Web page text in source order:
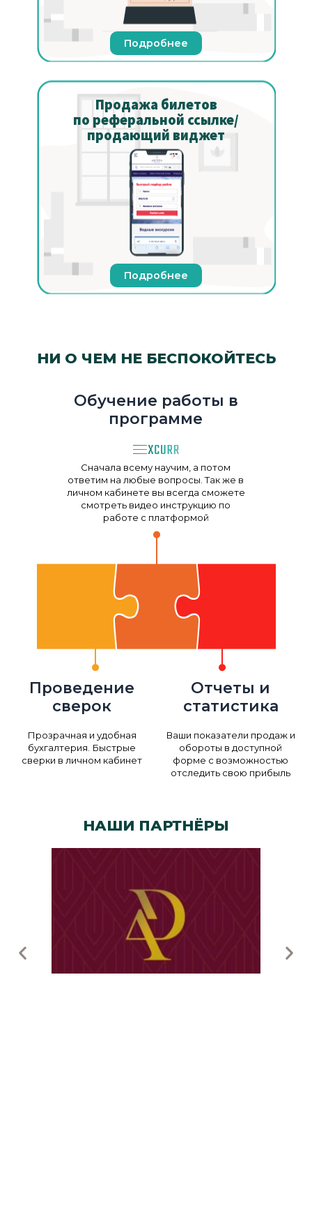
Подробнее
Продажа билетов
по реферальной ссылке/
продающий виджет
Подробнее
НИ О ЧЕМ НЕ БЕСПОКОЙТЕСЬ
Обучение работы в
программе
Сначала всему научим, а потом
ответим на любые вопросы. Так же в
личном кабинете вы всегда сможете
смотреть видео инструкцию по
работе с платформой
Проведение
сверок
Прозрачная и удобная
бухгалтерия. Быстрые
сверки в личном кабинет
Отчеты и
статистика
Ваши показатели продаж и
обороты в доступной
форме с возможностью
отследить свою прибыль
НАШИ ПАРТНЁРЫ